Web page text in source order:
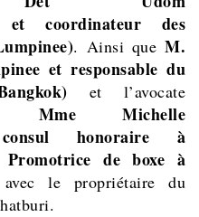
et coordinateur des
. Ainsi que M.
et responsable du
et l’avocate
Mme Michelle
honoraire à
Promotrice de boxe à
le propriétaire du